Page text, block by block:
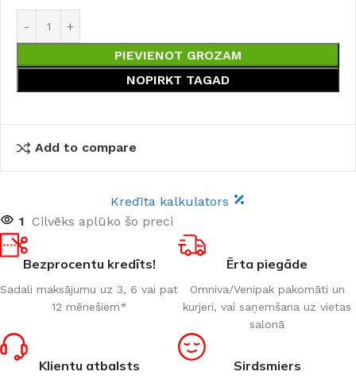
PIEVIENOT GROZAM
NOPIRKT TAGAD
Add to compare
Kredīta kalkulators
1 Cilvēks aplūko šo preci
Bezprocentu kredīts!
Sadali maksājumu uz 3, 6 vai pat
12 mēnešiem*
Ērta piegāde
Omniva/Venipak pakomāti un
kurjeri, vai saņemšana uz vietas
salonā
Klientu atbalsts Sirdsmiers